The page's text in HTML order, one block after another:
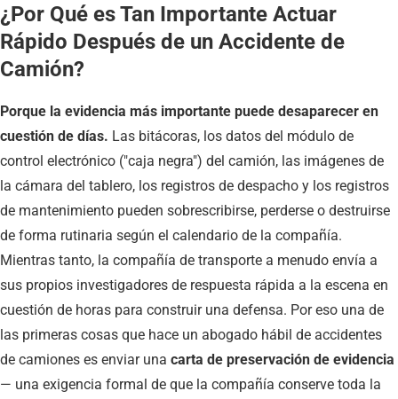
¿Por Qué es Tan Importante Actuar
Rápido Después de un Accidente de
Camión?
Porque la evidencia más importante puede desaparecer en
cuestión de días. Las bitácoras, los datos del módulo de
control electrónico ("caja negra") del camión, las imágenes de
la cámara del tablero, los registros de despacho y los registros
de mantenimiento pueden sobrescribirse, perderse o destruirse
de forma rutinaria según el calendario de la compañía.
Mientras tanto, la compañía de transporte a menudo envía a
sus propios investigadores de respuesta rápida a la escena en
cuestión de horas para construir una defensa. Por eso una de
las primeras cosas que hace un abogado hábil de accidentes
de camiones es enviar una carta de preservación de evidencia
— una exigencia formal de que la compañía conserve toda la